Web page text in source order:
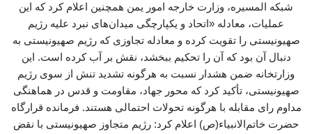
شبکه المسیره، وزارت خارجه امور یمن همچنین اعلام کرد که این
عملیات، معادله «اتحاد و یکپارچگی میدان‌های نبرد علیه رژیم
صهیونیستی را تقویت کرده و معادله تجاوزی که رژیم صهیونیستی به
دنبال آن بود که آن را تحکیم ببخشد، نقش بر آب کرده است. این
وزارتخانه ضمن هشدار نسبت به هرگونه تشدید تنش از سوی رژیم
صهیونیستی، تأکید کرد که محور جهاد، مقاومت و قدس در هماهنگی
مداوم رای مقابله با هرگونه تحولات احتمالی هستند. فرمانده قرارگاه
حضرت خاتم‌الانبیاء(ص) اعلام کرد: رژیم متجاوز صهیونیستی با نقض